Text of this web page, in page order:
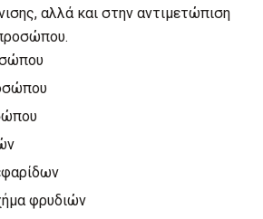
αλλά και στην αντιμετώπιση
φρυδιών